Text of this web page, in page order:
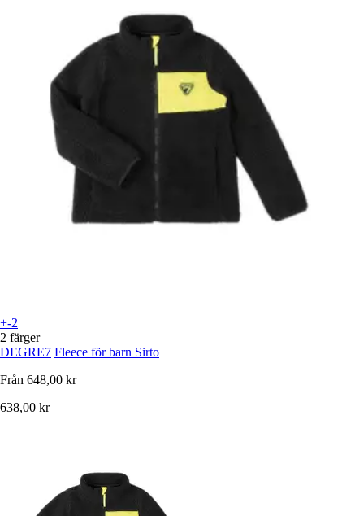
+-2
2 färger
DEGRE7 Fleece för barn Sirto
Från 648,00 kr
638,00 kr